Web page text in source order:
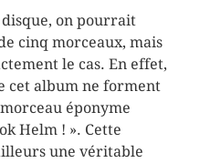
on pourrait
cinq morceaux, mais
le cas. En effet,
cet album ne forment
éponyme
Helm ! ». Cette
une véritable